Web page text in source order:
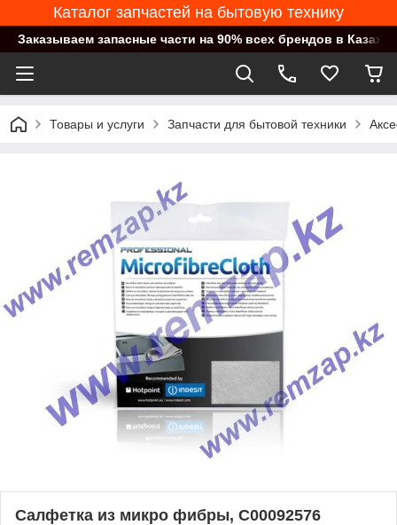
Каталог запчастей на бытовую технику
Заказываем запасные части на 90% всех брендов в
Товары и услуги Запчасти для бытовой техники
Салфетка из микро фибры, C00092576